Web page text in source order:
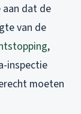
dat de
van de
,
inspectie
moeten